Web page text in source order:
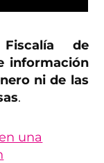
Fiscalía de
información
ni de las
.
una